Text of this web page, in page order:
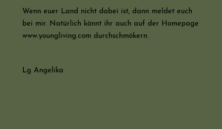
Wenn euer Land nicht dabei ist, dann meldet euch
bei mir. Natürlich könnt ihr auch auf der Homepage
www.youngliving.com durchschmökern.
Lg Angelika